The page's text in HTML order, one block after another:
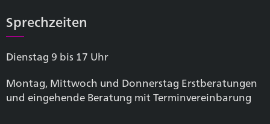
Sprechzeiten
Dienstag 9 bis 17 Uhr
Montag, Mittwoch und Donnerstag Erstberatungen
und eingehende Beratung mit Terminvereinbarung